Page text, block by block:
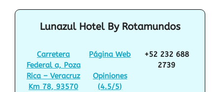
Lunazul Hotel By Rotamundos
Carretera
Federal a, Poza
Rica – Veracruz
Km 78, 93570
Página Web
Opiniones
(4.5/5)
+52 232 688
2739